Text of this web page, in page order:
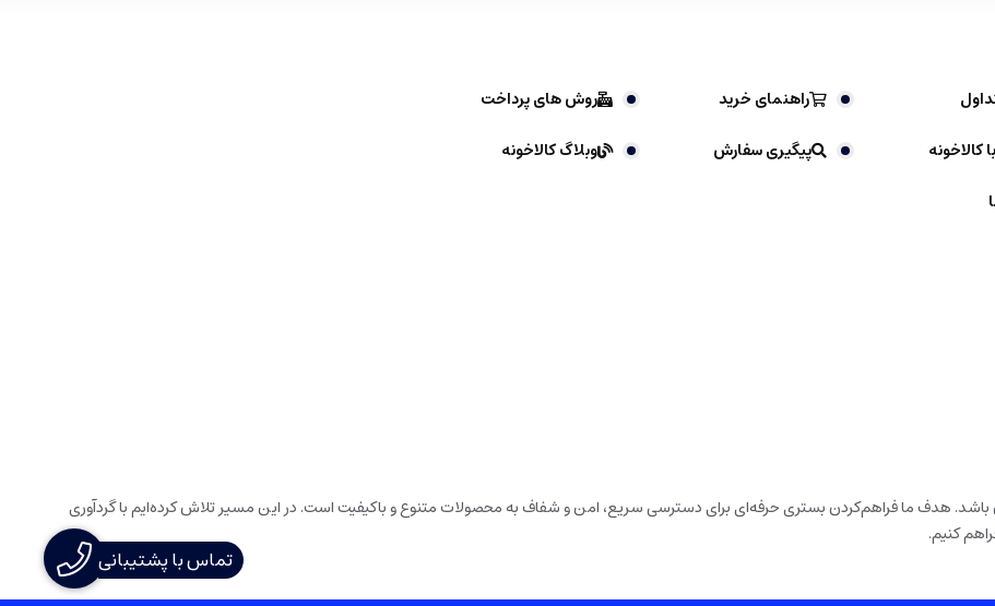
راهنمای خرید
روش های پرداخت
کالاخونه
پیگیری سفارش
وبلاگ کالاخونه
باشد. هدف ما فراهم‌کردن بستری حرفه‌ای برای دسترسی سریع، امن و شفاف به محصولات متنوع و باکیفیت است. در این مسیر تلاش کرده‌ایم با گردآوری
کنیم.
تماس با پشتیبانی